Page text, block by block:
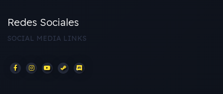
Redes Sociales
SOCIAL MEDIA LINKS